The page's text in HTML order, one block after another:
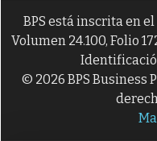
BPS está inscrita en
Volumen 24.100, Folio
© 2026 BPS Business